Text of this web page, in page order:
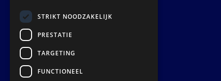
STRIKT NOODZAKELIJK
PRESTATIE
TARGETING
FUNCTIONEEL